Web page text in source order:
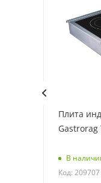
Плита
Gastrorag
В
Код: 209707